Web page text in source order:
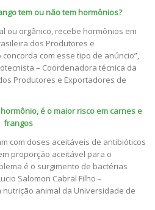
tem ou não tem hormônios?
ou orgânico, recebe hormônios em
dos Produtores e
com esse tipo de anúncio”,
– Coordenadora técnica da
Produtores e Exportadores de
é o maior risco em carnes e
frangos
com doses aceitáveis de antibióticos
proporção aceitável para o
é o surgimento de bactérias
Salomon Cabral Filho –
animal da Universidade de